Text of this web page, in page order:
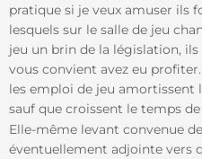
pratique si je veux amuser ils
lesquels sur le salle de jeu
jeu un brin de la législation,
vous convient avez eu
les emploi de jeu amortissent
sauf que croissent le temps de
Elle-même levant convenue
éventuellement adjointe vers